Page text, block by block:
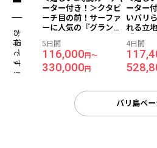
お得です！
ーター付き！＞クタビ
ーチ目の前！サーファ
ーに人気の『グランド
【往復日本語送迎付
き】 バリ島 5日間-成田
発着×マレーシア航空利
5日間
116,000円～
330,000円
ーター
いバリ
れる立
リゾー
日本語
島4日間
香港航
4日間
バリ島ペ